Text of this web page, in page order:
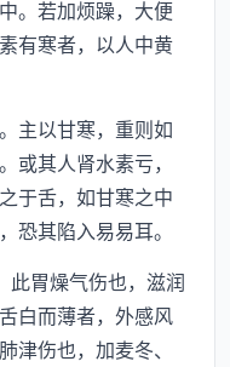
。若加烦躁，大便
有寒者，以人中黄
以甘寒，重则如
或其人肾水素亏，
于舌，如甘寒之中
恐其陷入易易耳。
胃燥气伤也，滋润
白而薄者，外感风
津伤也，加麦冬、